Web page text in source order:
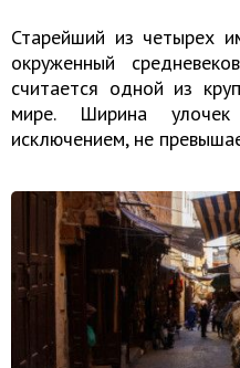
Старейший из четырех
окруженный
считается одной из
мире. Ширина
исключением, не